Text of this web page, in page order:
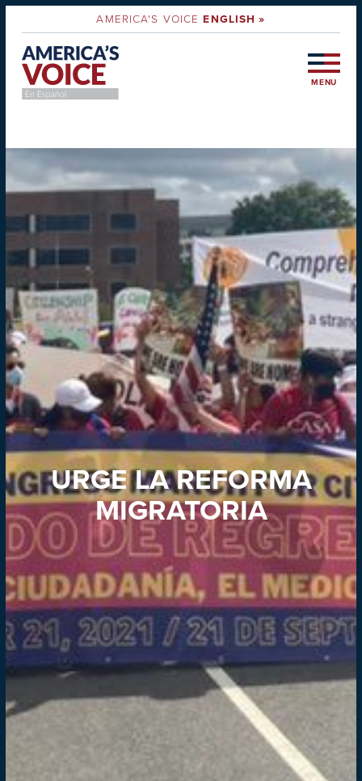
AMERICA'S VOICEENGLISH »
MENU
URGE LA REFORMA
MIGRATORIA